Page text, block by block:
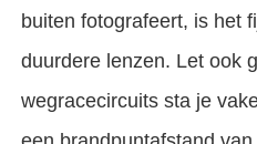
buiten fotografeert, is het
duurdere lenzen. Let ook
wegracecircuits sta je